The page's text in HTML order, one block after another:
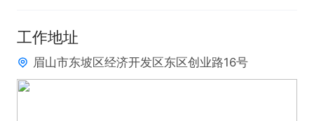
工作地址
眉山市东坡区经济开发区东区创业路16号